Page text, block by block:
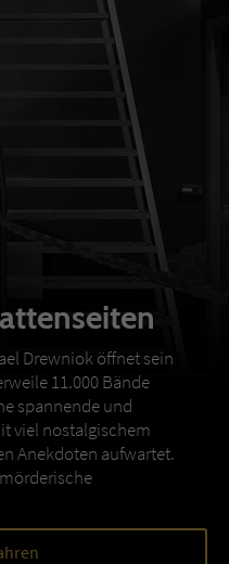
Drewniok öffnet sein
11.000 Bände
spannende und
viel nostalgischem
Anekdoten aufwartet.